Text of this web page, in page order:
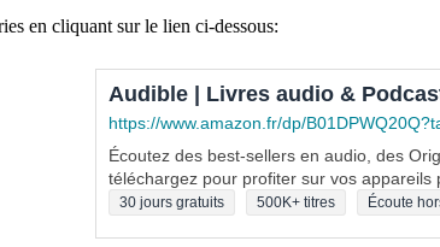
en cliquant sur le lien ci-dessous:
Audible | Livres audio &
https://www.amazon.fr/dp/
Écoutez des best-sellers en audio, des
téléchargez pour profiter sur vos appareils
30 jours gratuits 500K+ titres Écoute